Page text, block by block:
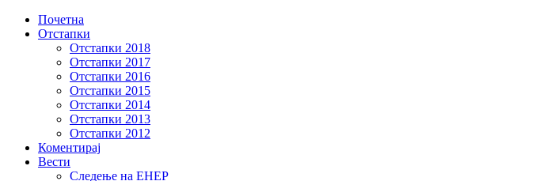
Почетна
Отстапки
Отстапки 2018
Отстапки 2017
Отстапки 2016
Отстапки 2015
Отстапки 2014
Отстапки 2013
Отстапки 2012
Коментирај
Вести
Следење на ЕНЕР